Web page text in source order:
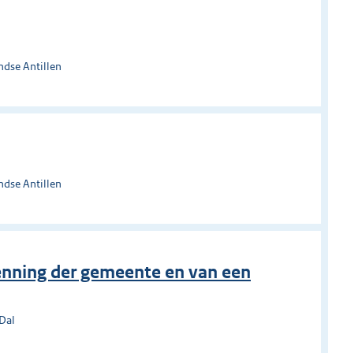
Antillen
Antillen
der gemeente en van een